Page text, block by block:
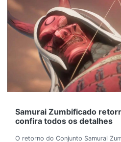
Samurai Zumbificado
confira todos os detalhes
O retorno do Conjunto Samurai